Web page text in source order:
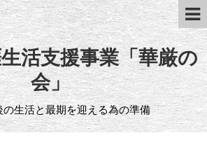
活支援事業「華厳の
会」
の生活と最期を迎える為の準備